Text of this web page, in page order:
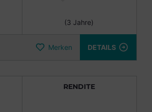
(3 Jahre)
Merken DETAILS
RENDITE